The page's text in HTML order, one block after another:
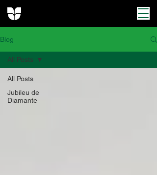
Blog
All Posts
Jubileu de
Diamante
All Posts